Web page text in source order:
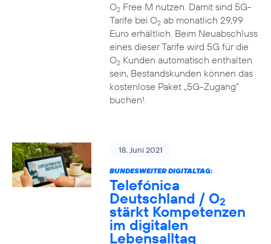
O2Free M nutzen. Damit sind 5G-
Tarife bei O2ab monatlich 29,99
Euro erhältlich. Beim Neuabschluss
eines dieser Tarife wird 5G für die
O2Kunden automatisch enthalten
sein, Bestandskunden können das
kostenlose Paket „5G-Zugang“
buchen1.
18. Juni 2021
BUNDESWEITER DIGITALTAG:
Telefónica
Deutschland / O2
stärkt Kompetenzen
im digitalen
Lebensalltag